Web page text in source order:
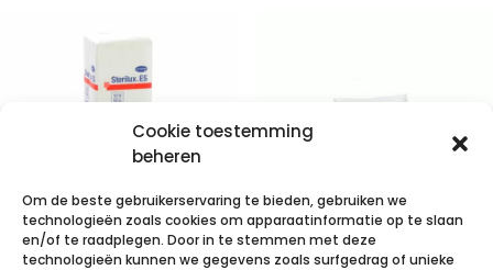
Cookie toestemming
beheren
Om de beste gebruikerservaring te bieden, gebruiken we
technologieën zoals cookies om apparaatinformatie op te slaan
en/of te raadplegen. Door in te stemmen met deze
technologieën kunnen we gegevens zoals surfgedrag of unieke